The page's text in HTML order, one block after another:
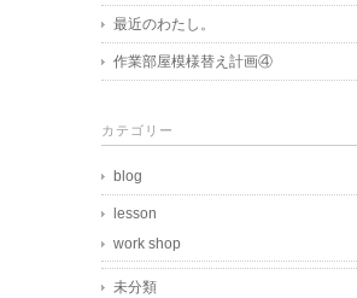
最近のわたし。
作業部屋模様替え計画④
カテゴリー
blog
lesson
work shop
未分類